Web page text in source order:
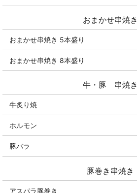
おまかせ串焼き
おまかせ串焼き 5本盛り
おまかせ串焼き 8本盛り
牛・豚 串焼き
牛炙り焼
ホルモン
豚バラ
豚巻き串焼き
アスパラ豚巻き